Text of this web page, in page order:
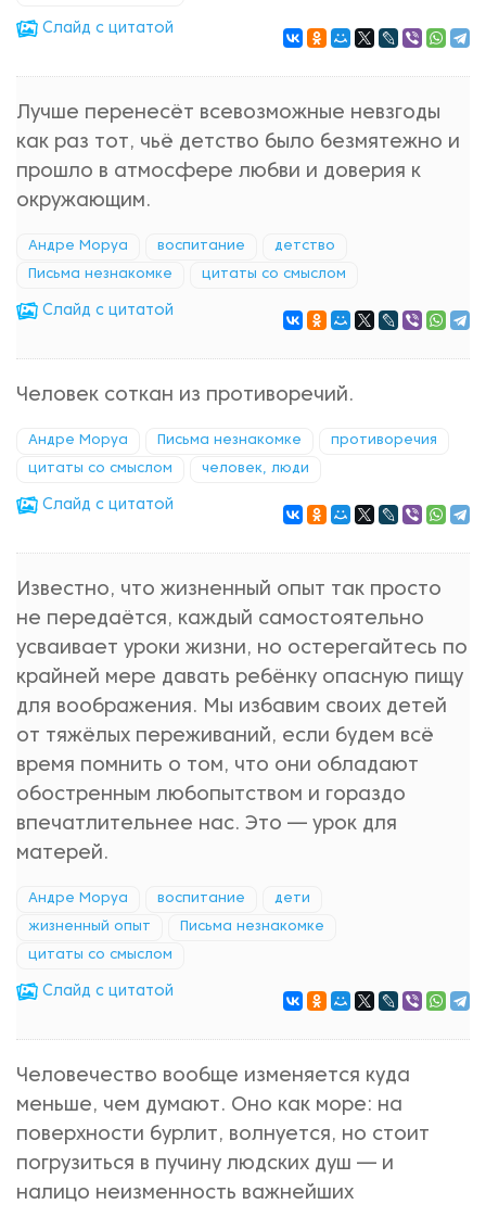
Cлайд с цитатой
Лучше перенесёт всевозможные невзгоды
как раз тот, чьё детство было безмятежно и
прошло в атмосфере любви и доверия к
окружающим.
Андре Моруа воспитание детство
Письма незнакомке цитаты со смыслом
Cлайд с цитатой
Человек соткан из противоречий.
Андре Моруа Письма незнакомке противоречия
цитаты со смыслом человек, люди
Cлайд с цитатой
Известно, что жизненный опыт так просто
не передаётся, каждый самостоятельно
усваивает уроки жизни, но остерегайтесь по
крайней мере давать ребёнку опасную пищу
для воображения. Мы избавим своих детей
от тяжёлых переживаний, если будем всё
время помнить о том, что они обладают
обостренным любопытством и гораздо
впечатлительнее нас. Это — урок для
матерей.
Андре Моруа воспитание дети
жизненный опыт Письма незнакомке
цитаты со смыслом
Cлайд с цитатой
Человечество вообще изменяется куда
меньше, чем думают. Оно как море: на
поверхности бурлит, волнуется, но стоит
погрузиться в пучину людских душ — и
налицо неизменность важнейших